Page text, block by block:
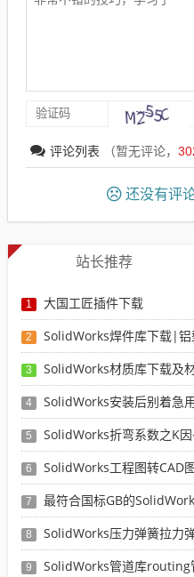
评论列表 （暂无评论，
还没有评
站长推荐
1 大国工匠插件下载
2 SolidWorks焊件库下载|铝型材
3 SolidWorks材质库下载及
4 SolidWorks安装后别着急用，这八
5 SolidWorks折弯系数之K
6 SolidWorks工程图转CAD图纸
7 最符合国标GB的SolidWorks
8 SolidWorks压力弹簧拉力弹簧
9 SolidWorks管道库routing